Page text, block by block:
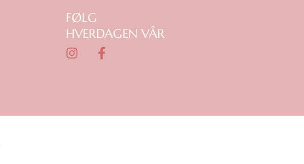
FØLG
HVERDAGEN VÅR
I
g
F
o